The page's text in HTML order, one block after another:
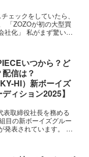
ェックをしていたら、
「ZOZOが初の大型買
社化」 私がまず驚いた
いつから？ど
信は？
HI）新ボーイズ
ィション2025】
表取締役社長を務める
目の新ボーイズグルー
発表されています。 そ